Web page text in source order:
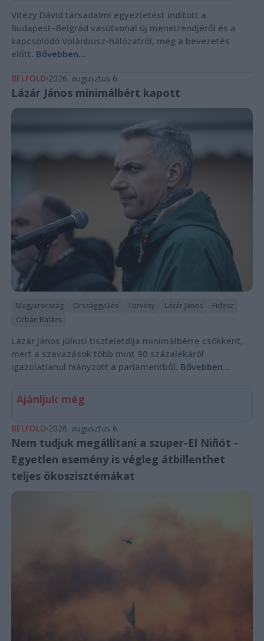
Vitézy Dávid társadalmi egyeztetést indított a
Budapest–Belgrád vasútvonal új menetrendjéről és a
kapcsolódó Volánbusz-hálózatról, még a bevezetés
előtt. Bővebben...
BELFÖLD 2026. augusztus 6.
Lázár János minimálbért kapott
Magyarország Országgyűlés Törvény Lázár János
Fidesz
Orbán Balázs
Lázár János júliusi tiszteletdíja minimálbérre csökkent,
mert a szavazások több mint 90 százalékáról
igazolatlanul hiányzott a parlamentből. Bővebben...
Ajánljuk még
BELFÖLD 2026. augusztus 6.
Nem tudjuk megállítani a szuper-El Niñót -
Egyetlen esemény is végleg átbillenthet
teljes ökoszisztémákat